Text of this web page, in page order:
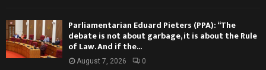
Parliamentarian Eduard Pieters (PPA): “The
debate is not about garbage, it is about the Rule
of Law. And if the...
August 7, 2026 0